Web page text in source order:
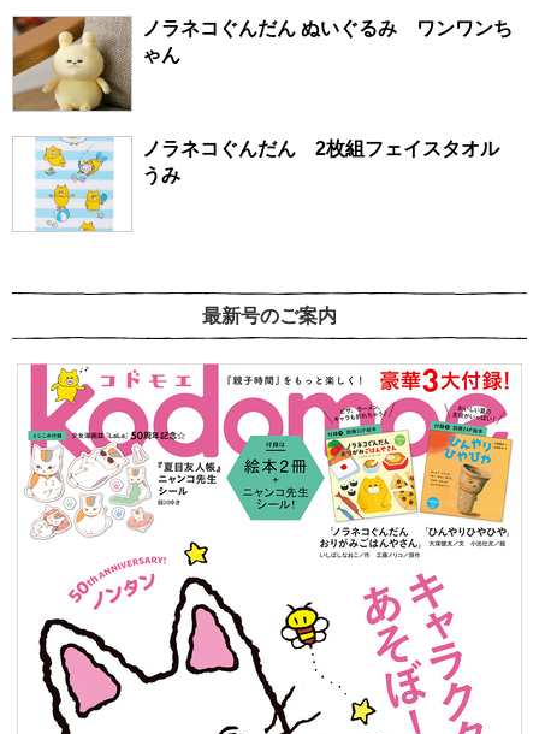
ノラネコぐんだん ぬいぐるみ ワンワンち
ゃん
ノラネコぐんだん 2枚組フェイスタオル
うみ
最新号のご案内